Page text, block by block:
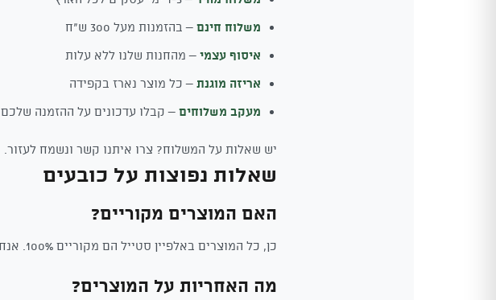
משלוח חינם – בהזמנות מעל 300 ש"ח
איסוף עצמי – מהחנות שלנו ללא עלות
אריזה מוגנת – כל מוצר נארז בקפידה
מעקב משלוחים – קבלו עדכונים על ההזמנה שלכם
יש שאלות על המשלוח? צרו איתנו קשר ונשמח לעזור.
שאלות נפוצות על כובעים
האם המוצרים מקוריים?
כן, כל המוצרים באלפיין סטייל הם מקוריים 100%. אנחנו יבואנים ומפיצים מורשים של כל המותגים שאנחנו מוכרים.
מה האחריות על המוצרים?